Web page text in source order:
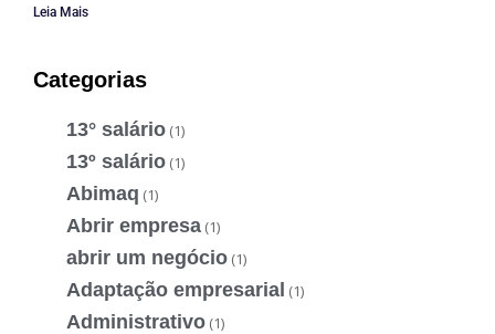
Leia Mais
Categorias
13° salário (1)
13º salário (1)
Abimaq (1)
Abrir empresa (1)
abrir um negócio (1)
Adaptação empresarial (1)
Administrativo (1)